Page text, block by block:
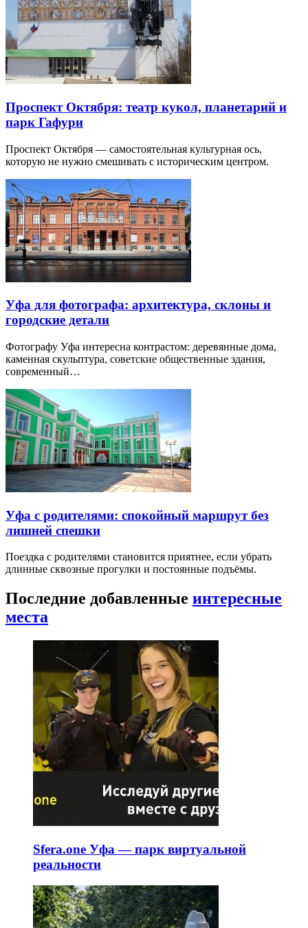
Музыкальная Уфа: опера, филармония и
Музыкальная Уфа охватывает историческую оперную сцену,
камерный зал, филармонию и крупные современные
площадки.
парк Гафури
Проспект Октября — самостоятельная культурная ось,
которую не нужно смешивать с историческим центром.
Уфа для фотографа: архитектура, склоны и
Фотографу Уфа интересна контрастом: деревянные дома,
современный…
Уфа с родителями: спокойный маршрут без
лишней спешки
Поездка с родителями становится приятнее, если убрать
длинные сквозные прогулки и постоянные подъёмы.
Последние добавленныеинтересные
места